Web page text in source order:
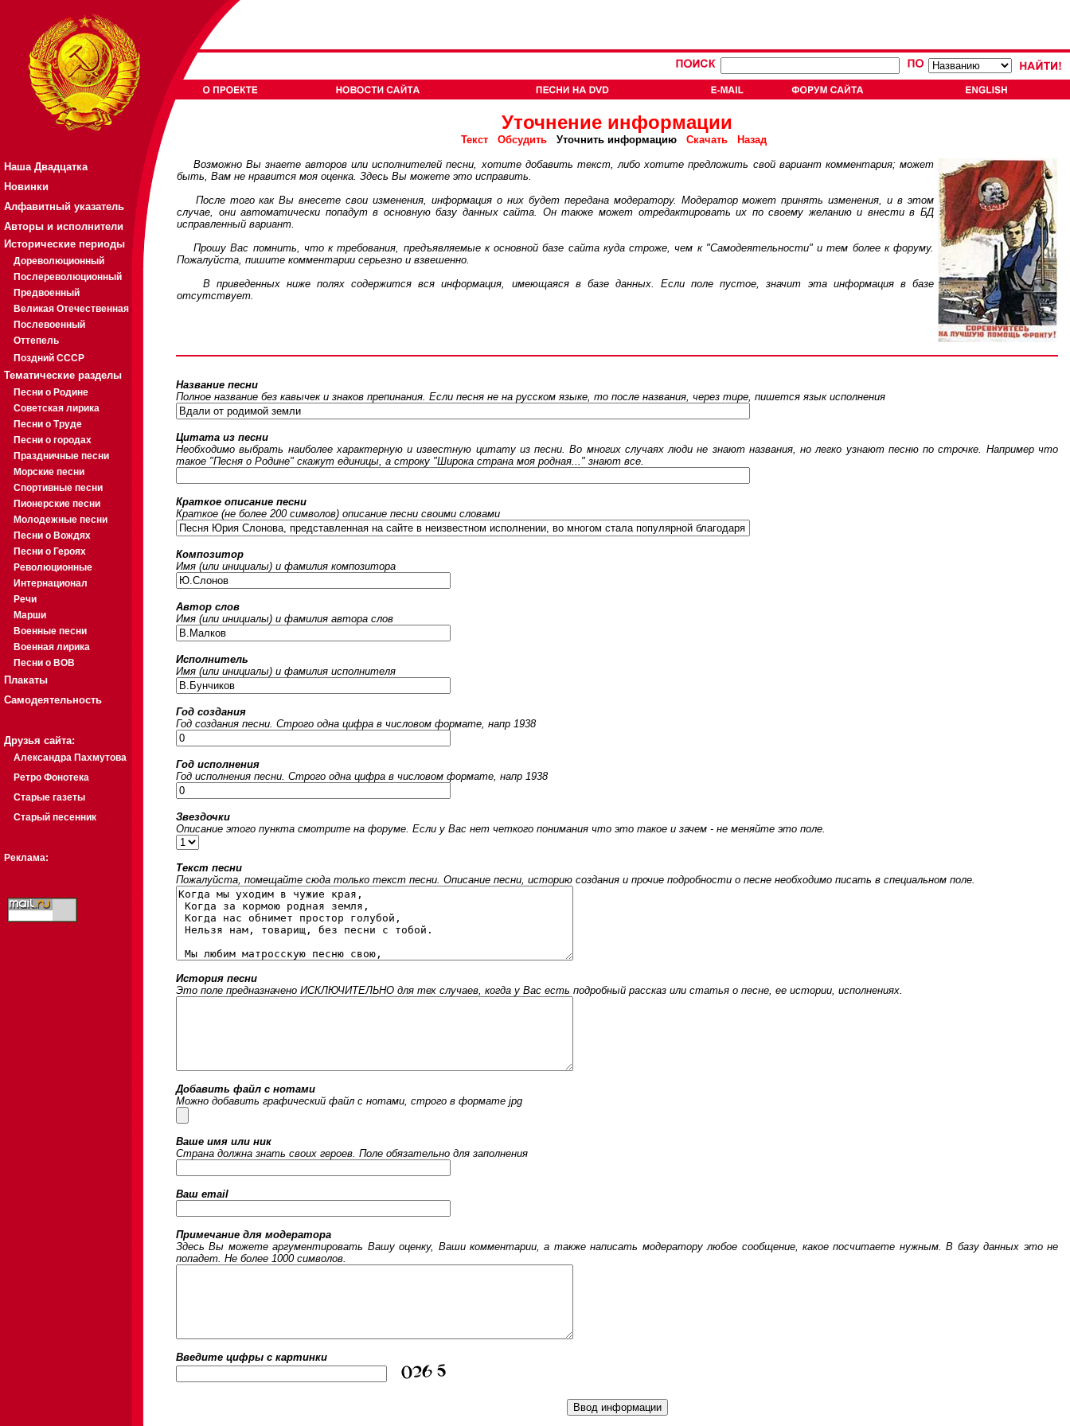
Наша Двадцатка
Новинки
Алфавитный указатель
Авторы и исполнители
Исторические периоды
Дореволюционный
Послереволюционный
Предвоенный
Великая Отечественная
Послевоенный
Оттепель
Поздний СССР
Тематические разделы
Песни о Родине
Советская лирика
Песни о Труде
Песни о городах
Праздничные песни
Морские песни
Спортивные песни
Пионерские песни
Молодежные песни
Песни о Вождях
Песни о Героях
Революционные
Интернационал
Речи
Марши
Военные песни
Военная лирика
Песни о ВОВ
Плакаты
Самодеятельность
Друзья сайта:
Александра Пахмутова
Ретро Фонотека
Старые газеты
Старый песенник
Реклама:
Уточнение информации
Текст Обсудить Уточнить информацию Скачать Назад
Возможно Вы знаете авторов или исполнителей песни, хотите добавить текст, либо хотите предложить свой вариант комментария; может
быть, Вам не нравится моя оценка. Здесь Вы можете это исправить.
После того как Вы внесете свои изменения, информация о них будет передана модератору. Модератор может принять изменения, и в этом
случае, они автоматически попадут в основную базу данных сайта. Он также может отредактировать их по своему желанию и внести в БД
исправленный вариант.
Прошу Вас помнить, что к требования, предъявляемые к основной базе сайта куда строже, чем к "Самодеятельности" и тем более к форуму.
Пожалуйста, пишите комментарии серьезно и взвешенно.
В приведенных ниже полях содержится вся информация, имеющаяся в базе данных. Если поле пустое, значит эта информация в базе
отсутствует.
Название песни
Полное название без кавычек и знаков препинания. Если песня не на русском языке, то после названия, через тире, пишется язык исполнения
Цитата из песни
Необходимо выбрать наиболее характерную и известную цитату из песни. Во многих случаях люди не знают названия, но легко узнают песню по строчке. Например что
такое "Песня о Родине" скажут единицы, а строку "Широка страна моя родная..." знают все.
Краткое описание песни
Краткое (не более 200 символов) описание песни своими словами
Композитор
Имя (или инициалы) и фамилия композитора
Автор слов
Имя (или инициалы) и фамилия автора слов
Исполнитель
Имя (или инициалы) и фамилия исполнителя
Год создания
Год создания песни. Строго одна цифра в числовом формате, напр 1938
Год исполнения
Год исполнения песни. Строго одна цифра в числовом формате, напр 1938
Звездочки
Описание этого пункта смотрите на форуме. Если у Вас нет четкого понимания что это такое и зачем - не меняйте это поле.
Текст песни
Пожалуйста, помещайте сюда только текст песни. Описание песни, историю создания и прочие подробности о песне необходимо писать в специальном поле.
История песни
Это поле предназначено ИСКЛЮЧИТЕЛЬНО для тех случаев, когда у Вас есть подробный рассказ или статья о песне, ее истории, исполнениях.
Добавить файл с нотами
Можно добавить графический файл с нотами, строго в формате jpg
Ваше имя или ник
Страна должна знать своих героев. Поле обязательно для заполнения
Ваш email
Примечание для модератора
Здесь Вы можете аргументировать Вашу оценку, Ваши комментарии, а также написать модератору любое сообщение, какое посчитаете нужным. В базу данных это не
попадет. Не более 1000 символов.
Введите цифры c картинки